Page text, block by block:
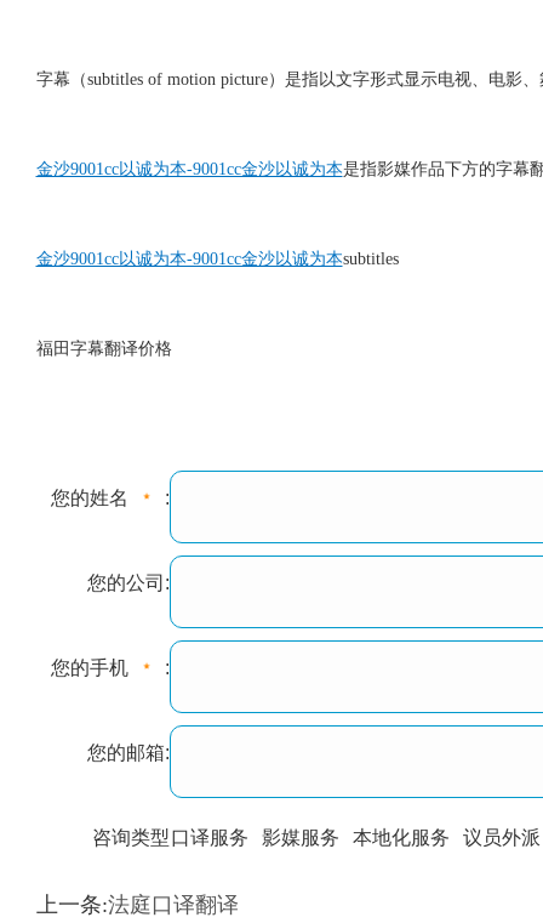
字幕（subtitles of motion picture）是指以文字形式显示电视、电影
金沙9001cc以诚为本-9001cc金沙以诚为本是指影媒作品下方的字幕
金沙9001cc以诚为本-9001cc金沙以诚为本subtitles
福田字幕翻译价格
您的姓名 :
您的公司:
您的手机 :
您的邮箱:
咨询类型口译服务 影媒服务 本地化服务 议员外派
训翻译
上一条:法庭口译翻译